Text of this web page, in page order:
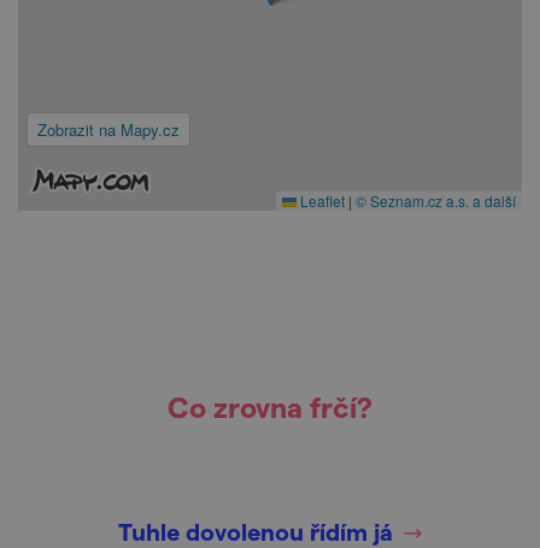
Zobrazit na Mapy.cz
Leaflet | © Seznam.cz a.s. a další
Co zrovna frčí?
Tuhle dovolenou řídím já